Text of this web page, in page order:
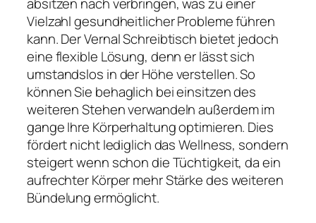
absitzen nach verbringen, was zu einer
Vielzahl gesundheitlicher Probleme führen
kann. Der Vernal Schreibtisch bietet jedoch
eine flexible Lösung, denn er lässt sich
umstandslos in der Höhe verstellen. So
können Sie behaglich bei einsitzen des
weiteren Stehen verwandeln außerdem im
gange Ihre Körperhaltung optimieren. Dies
fördert nicht lediglich das Wellness, sondern
steigert wenn schon die Tüchtigkeit, da ein
aufrechter Körper mehr Stärke des weiteren
Bündelung ermöglicht.